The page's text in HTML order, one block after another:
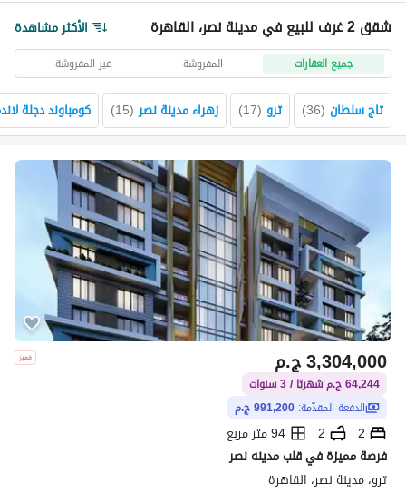
شقق 2 غرف للبيع في مدينة نصر، القاهرة الأكثر مشاهدة
جميع العقارات المفروشة غير المفروشة
تاج سلطان (
36
) ترو (
17
) زهراء مدينة نصر (
15
) كومباوند دجلة
ج.م3,304,000
64,244 ج.م شهريًا / 3 سنوات
الدفعة المقدّمة: 991,200 ج.م
2
2
94 متر مربع
فرصة مميزة في قلب مدينه نصر
ترو، مدينة نصر، القاهرة